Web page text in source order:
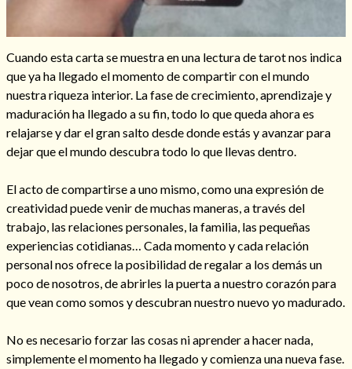
Amarre para recuperar a mi pareja
Cómo alejar a la amante de mi esposo
Cuando esta carta se muestra en una lectura de tarot nos indica
que ya ha llegado el momento de compartir con el mundo
nuestra riqueza interior. La fase de crecimiento, aprendizaje y
maduración ha llegado a su fin, todo lo que queda ahora es
relajarse y dar el gran salto desde donde estás y avanzar para
dejar que el mundo descubra todo lo que llevas dentro.
El acto de compartirse a uno mismo, como una expresión de
creatividad puede venir de muchas maneras, a través del
trabajo, las relaciones personales, la familia, las pequeñas
experiencias cotidianas… Cada momento y cada relación
personal nos ofrece la posibilidad de regalar a los demás un
poco de nosotros, de abrirles la puerta a nuestro corazón para
que vean como somos y descubran nuestro nuevo yo madurado.
No es necesario forzar las cosas ni aprender a hacer nada,
simplemente el momento ha llegado y comienza una nueva fase.